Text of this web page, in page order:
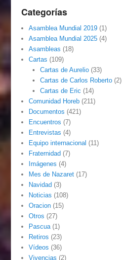
Categorías
Asamblea Mundial 2019 (1)
Asamblea Mundial 2025 (4)
Asambleas (18)
Cartas (109)
Cartas de Aurelio(33)
Cartas de Carlos Roberto(2)
Cartas de Eric (14)
Comunidad Horeb (211)
Documentos (421)
Encuentros (7)
Entrevistas (4)
Equipo internacional (11)
Fraternidad (7)
Imágenes (4)
Mes de Nazaret (17)
Navidad (3)
Noticias (108)
Oracion (15)
Otros (27)
Pascua(1)
Retiros (23)
Vídeos (36)
Vivencias (2)